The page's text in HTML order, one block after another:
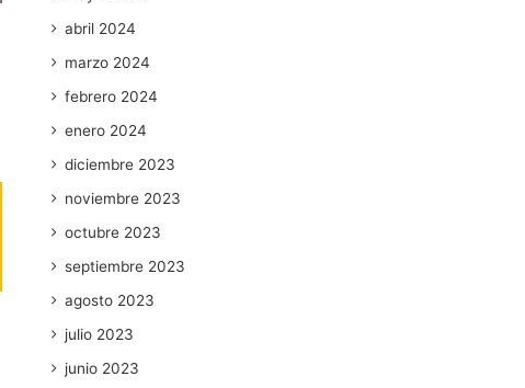
abril 2024
marzo 2024
febrero 2024
enero 2024
diciembre 2023
noviembre 2023
octubre 2023
septiembre 2023
agosto 2023
julio 2023
junio 2023